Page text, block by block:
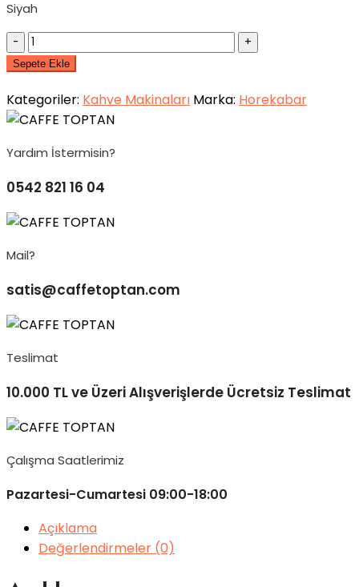
₺13.000,00.
Siyah
Quantity
Sepete Ekle
Kategoriler: Kahve Makinaları Marka: Horekabar
Yardım İstermisin?
0542 821 16 04
Mail?
satis@caffetoptan.com
Teslimat
10.000 TL ve Üzeri Alışverişlerde Ücretsiz Teslimat
Çalışma Saatlerimiz
Pazartesi-Cumartesi 09:00-18:00
Açıklama
Değerlendirmeler (0)